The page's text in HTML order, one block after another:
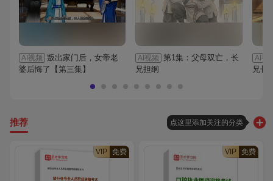
AI视频 叛出家门后，女帝老
婆后悔了【第三集】
AI视频
第1集：父母双亡，长
兄担纲
AI视
兄长
推荐 点这里添加关注的分类
VIP 免费 VIP 免费